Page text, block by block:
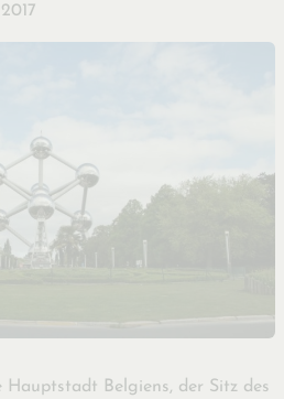
Hauptstadt Belgiens, der Sitz des